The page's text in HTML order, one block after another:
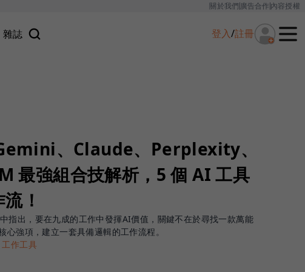
關於我們廣告合作內容授權
雜誌 登入/註冊
、Claude、Perplexity、
最強組合技解析，5 個 AI 工具
！
指出，要在九成的工作中發揮AI價值，關鍵不在於尋找一款萬能
心強項，建立一套具備邏輯的工作流程。
工作工具